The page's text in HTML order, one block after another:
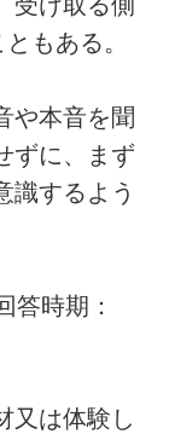
もある。
や本音を聞
ずに、まず
識するよう
答時期：
又は体験し